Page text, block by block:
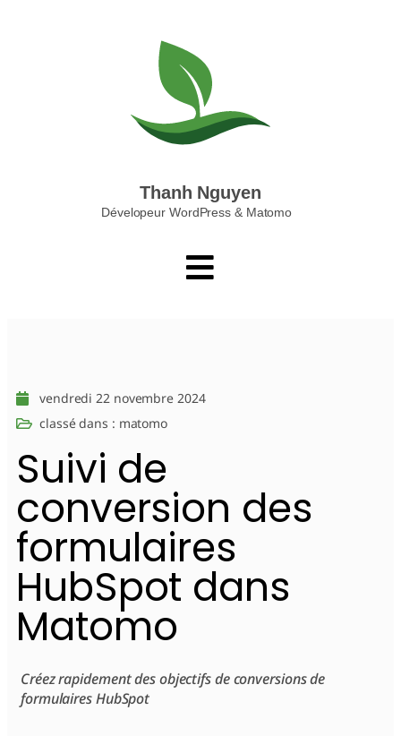
Thanh Nguyen
Dévelopeur WordPress & Matomo
vendredi 22 novembre 2024
classé dans : matomo
Suivi de
conversion des
formulaires
HubSpot dans
Matomo
Créez rapidement des objectifs de conversions de
formulaires HubSpot